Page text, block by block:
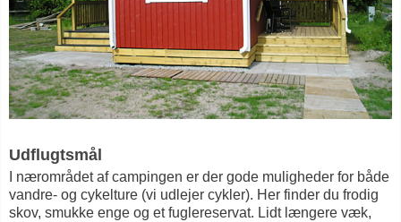
Udflugtsmål
I nærområdet af campingen er der gode muligheder for både
vandre- og cykelture (vi udlejer cykler). Her finder du frodig
skov, smukke enge og et fuglereservat. Lidt længere væk,